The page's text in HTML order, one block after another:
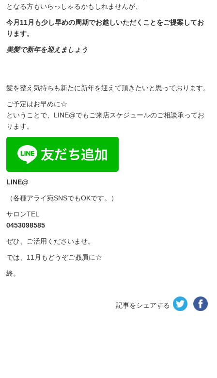
となる方もいらっしゃるかもしれませんが、
今月11月も少し早めの周期でお越しいただくことをご提案してお
ります。
美髪で新年を迎えましょう
髪を整え気持ちも新たに新年を迎えて頂きたいと思っております。
ご予定はお早めに☆
ということで、LINE@でもご来店スケジュールのご相談承ってお
ります。
LINE@
（各種アライ宛SNSでもOKです。）
サロンTEL
0453098585
ぜひ、ご活用くださいませ。
では、11月もどうぞご贔屓に☆
終。
記事をシェアする